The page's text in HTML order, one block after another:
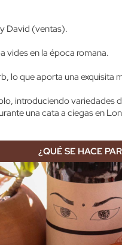
David (ventas).
vides en la época romana.
lo que aporta una exquisita
introduciendo variedades
una cata a ciegas en
¿QUÉ SE HACE